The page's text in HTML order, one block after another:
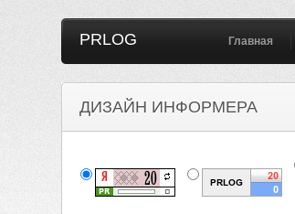
PRLOG Главная
ДИЗАЙН ИНФОРМЕРА